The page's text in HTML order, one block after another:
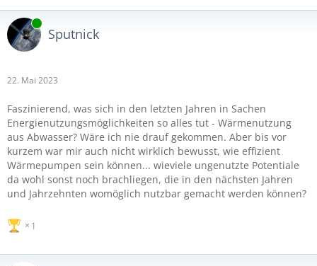
Online
Sputnick
22. Mai 2023
Faszinierend, was sich in den letzten Jahren in Sachen
Energienutzungsmöglichkeiten so alles tut - Wärmenutzung
aus Abwasser? Wäre ich nie drauf gekommen. Aber bis vor
kurzem war mir auch nicht wirklich bewusst, wie effizient
Wärmepumpen sein können... wieviele ungenutzte Potentiale
da wohl sonst noch brachliegen, die in den nächsten Jahren
und Jahrzehnten womöglich nutzbar gemacht werden können?
1